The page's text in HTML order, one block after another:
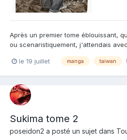
Après un premier tome éblouissant,
ou scenaristiquement, j'attendais
Yang et J mais aussi en apprendre
le 19 juillet manga taiwan
Sukima tome 2
poseidon2 a posté un sujet dans